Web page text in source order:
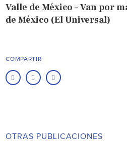
Valle de México – Van por
de México (El Universal)
COMPARTIR
OTRAS PUBLICACIONES